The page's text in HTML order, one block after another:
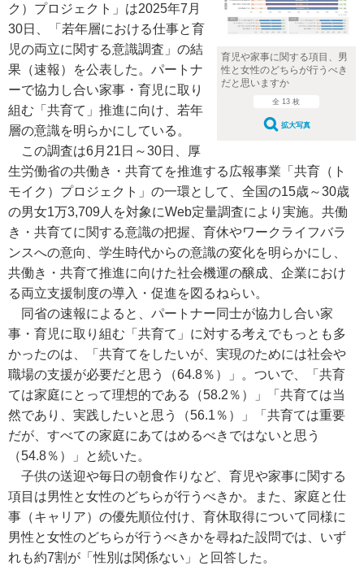
育児や家事に関する項目、男
性と女性のどちらが行うべき
だと思いますか
全 13 枚
拡大写真
ク）プロジェクト」は2025年7月
30日、「若年層における仕事と育
児の両立に関する意識調査」の結
果（速報）を公表した。パートナ
ーで協力し合い家事・育児に取り
組む「共育て」推進に向け、若年
層の意識を明らかにしている。
この調査は6月21日～30日、厚
生労働省の共働き・共育てを推進する広報事業「共育（ト
モイク）プロジェクト」の一環として、全国の15歳～30歳
の男女1万3,709人を対象にWeb定量調査により実施。共働
き・共育てに関する意識の把握、育休やワークライフバラ
ンスへの意向、学生時代からの意識の変化を明らかにし、
共働き・共育て推進に向けた社会機運の醸成、企業におけ
る両立支援制度の導入・促進を図るねらい。
同省の速報によると、パートナー同士が協力し合い家
事・育児に取り組む「共育て」に対する考えでもっとも多
かったのは、「共育てをしたいが、実現のためには社会や
職場の支援が必要だと思う（64.8％）」。ついで、「共育
ては家庭にとって理想的である（58.2％）」「共育ては当
然であり、実践したいと思う（56.1％）」「共育ては重要
だが、すべての家庭にあてはめるべきではないと思う
（54.8％）」と続いた。
子供の送迎や毎日の朝食作りなど、育児や家事に関する
項目は男性と女性のどちらが行うべきか。また、家庭と仕
事（キャリア）の優先順位付け、育休取得について同様に
男性と女性のどちらが行うべきかを尋ねた設問では、いず
れも約7割が「性別は関係ない」と回答した。